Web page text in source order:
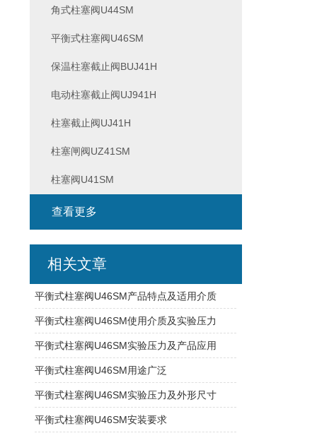
角式柱塞阀U44SM
平衡式柱塞阀U46SM
保温柱塞截止阀BUJ41H
电动柱塞截止阀UJ941H
柱塞截止阀UJ41H
柱塞闸阀UZ41SM
柱塞阀U41SM
查看更多
相关文章
平衡式柱塞阀U46SM产品特点及适用介质
平衡式柱塞阀U46SM使用介质及实验压力
平衡式柱塞阀U46SM实验压力及产品应用
平衡式柱塞阀U46SM用途广泛
平衡式柱塞阀U46SM实验压力及外形尺寸
平衡式柱塞阀U46SM安装要求